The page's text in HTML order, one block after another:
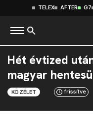
TELEX AFTER G7
Hét évtized
magyar
KÖZÉLET frissítve